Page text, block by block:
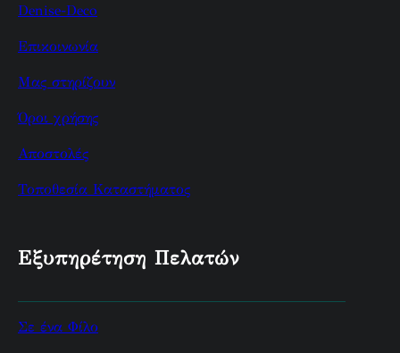
Denise-Deco
Επικοινωνία
Μας στηρίζουν
Όροι χρήσης
Αποστολές
Τοποθεσία Καταστήματος
Εξυπηρέτηση Πελατών
Σε ένα Φίλο